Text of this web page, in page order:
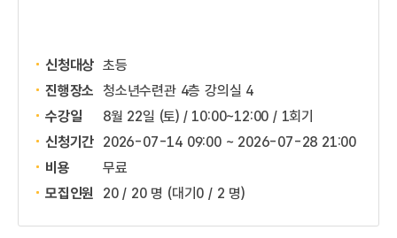
신청대상 초등
진행장소 청소년수련관 4층 강의실 4
수강일
8월 22일 (토) / 10:00~12:00 / 1회기
신청기간 2026-07-14 09:00 ~ 2026-07-28 21:00
비용
무료
모집인원
20 / 20 명 (대기0 / 2 명)